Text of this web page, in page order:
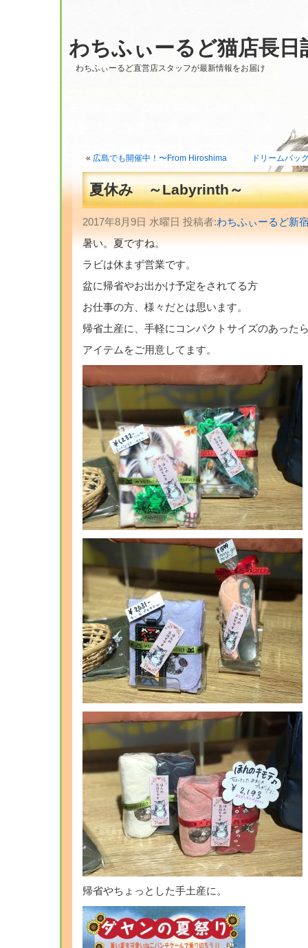
わちふぃーるど猫店長日
わちふぃーるど直営店スタッフが最新情報をお届け
« 広島でも開催中！〜From Hiroshima ドリームバッ
夏休み ～Labyrinth～
2017年8月9日 水曜日 投稿者:わちふぃーるど新
暑い。夏ですね。
ラビは休まず営業です。
盆に帰省やお出かけ予定をされてる方
お仕事の方、様々だとは思います。
帰省土産に、手軽にコンパクトサイズのあった
アイテムをご用意してます。
帰省やちょっとした手土産に。